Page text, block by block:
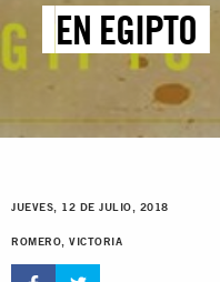
EN EGIPTO
JUEVES, 12 DE JULIO, 2018
ROMERO, VICTORIA